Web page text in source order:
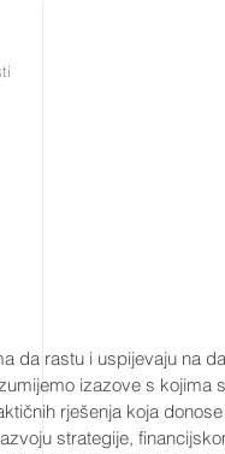
da rastu i uspijevaju na
izazove s kojima
rješenja koja
strategije,